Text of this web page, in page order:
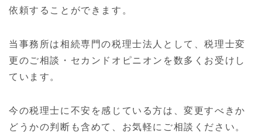
依頼することができます。
当事務所は相続専門の税理士法人として、税理士変
更のご相談・セカンドオピニオンを数多くお受けし
ています。
今の税理士に不安を感じている方は、変更すべきか
どうかの判断も含めて、お気軽にご相談ください。